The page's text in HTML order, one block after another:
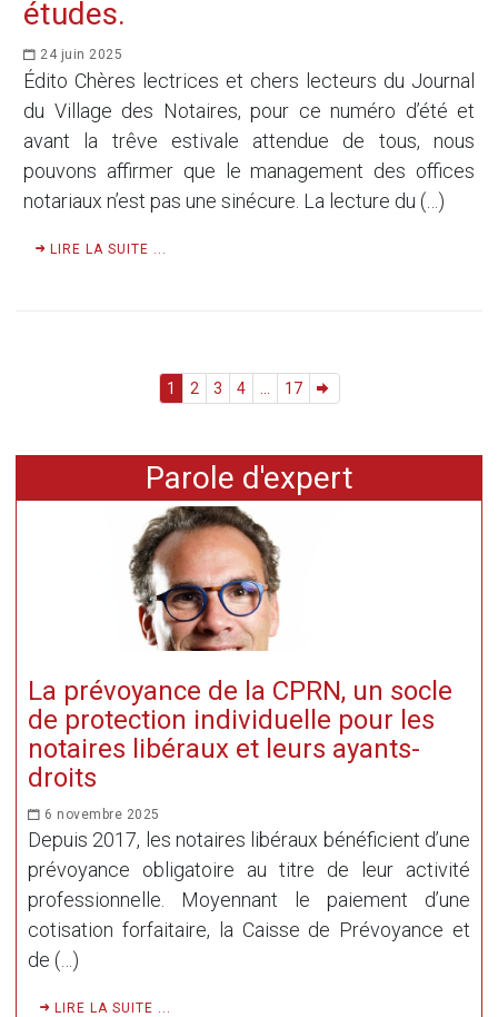
études.
24 juin 2025
Édito Chères lectrices et chers lecteurs du Journal
du Village des Notaires, pour ce numéro d’été et
avant la trêve estivale attendue de tous, nous
pouvons affirmer que le management des offices
notariaux n’est pas une sinécure. La lecture du (…)
LIRE LA SUITE ...
1 2 3 4 ... 17
Parole d'expert
La prévoyance de la CPRN, un socle
de protection individuelle pour les
notaires libéraux et leurs ayants-
droits
6 novembre 2025
Depuis 2017, les notaires libéraux bénéficient d’une
prévoyance obligatoire au titre de leur activité
professionnelle. Moyennant le paiement d’une
cotisation forfaitaire, la Caisse de Prévoyance et
de (…)
LIRE LA SUITE ...